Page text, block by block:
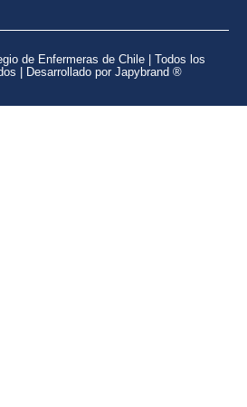
de Enfermeras de Chile | Todos los
| Desarrollado por Japybrand ®